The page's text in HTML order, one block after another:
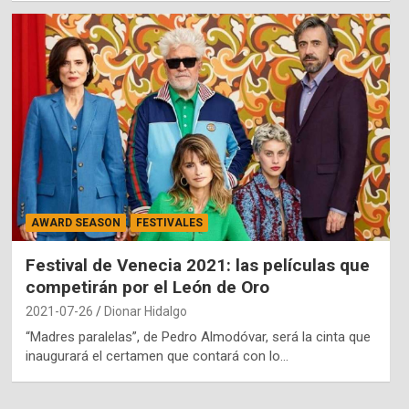
AWARD SEASON FESTIVALES
Festival de Venecia 2021: las películas que
competirán por el León de Oro
2021-07-26 Dionar Hidalgo
“Madres paralelas”, de Pedro Almodóvar, será la cinta que
inaugurará el certamen que contará con lo…